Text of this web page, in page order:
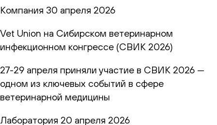
Компания 30 апреля 2026
Vet Union на Сибирском ветеринарном
инфекционном конгрессе (СВИК 2026)
27-29 апреля приняли участие в СВИК 2026 —
одном из ключевых событий в сфере
ветеринарной медицины
Лаборатория 20 апреля 2026